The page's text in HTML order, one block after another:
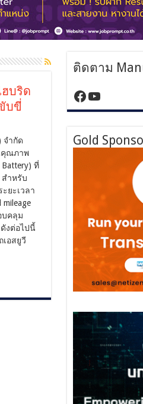
บริด
บขี่
จำกัด
คุณภาพ
ที่
ำหรับ
ยะเวลา
บคลุม
งต่อไปนี้
เอสยูวี
ติดตาม
https://
YouTube
Gold